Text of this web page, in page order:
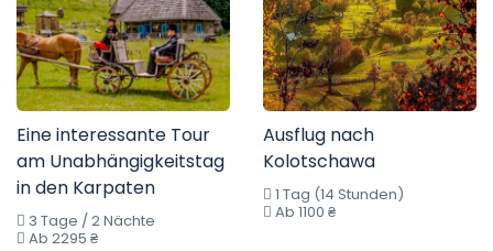
Eine interessante Tour
am Unabhängigkeitstag
in den Karpaten
3 Tage / 2 Nächte
Ab 2295 ₴
Ausflug nach
Kolotschawa
1 Tag (14 Stunden)
Ab 1100 ₴